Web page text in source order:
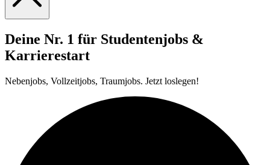
Deine Nr. 1 für Studentenjobs &
Karrierestart
Nebenjobs, Vollzeitjobs, Traumjobs. Jetzt loslegen!